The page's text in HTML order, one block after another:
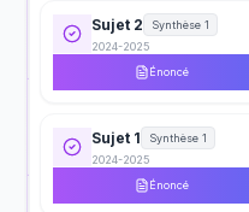
Sujet 2
Synthèse 1
2024-2025
Énoncé
Sujet 1
Synthèse 1
2024-2025
Énoncé